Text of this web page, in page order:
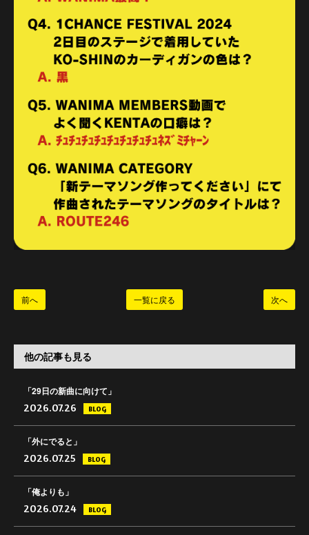
前へ 一覧に戻る 次へ
他の記事も見る
「29日の新曲に向けて」
2026.07.26 BLOG
「外にでると」
2026.07.25 BLOG
「俺よりも」
2026.07.24 BLOG